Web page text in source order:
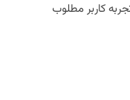
کاربر مطلوب